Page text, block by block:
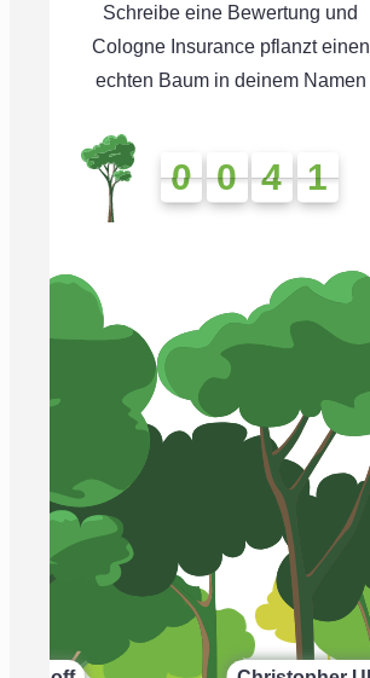
Schreibe eine Bewertung und
Cologne Insurance pflanzt einen
echten Baum in deinem Namen
0
0 0
0 4
4
4
4 1
1
1
1